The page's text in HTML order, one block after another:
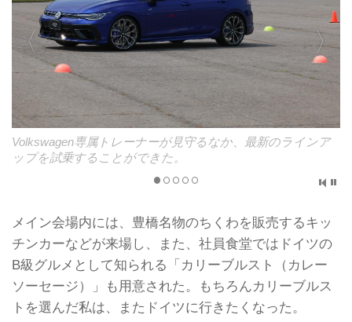
Volkswagen専属トレーナーが見守るなか、最新のラインア
ップを試乗することができた。
メイン会場内には、豊橋名物のちくわを販売するキッ
チンカーなどが来場し、また、社員食堂ではドイツの
B級グルメとして知られる「カリーブルスト（カレー
ソーセージ）」も用意された。もちろんカリーブルス
トを選んだ私は、またドイツに行きたくなった。